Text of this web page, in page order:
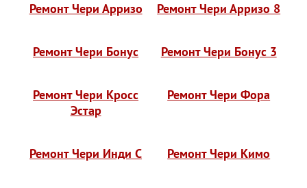
Ремонт Чери Арризо Ремонт Чери Арризо 8
Ремонт Чери Бонус Ремонт Чери Бонус 3
Ремонт Чери Кросс
Эстар
Ремонт Чери Фора
Ремонт Чери Инди С Ремонт Чери Кимо